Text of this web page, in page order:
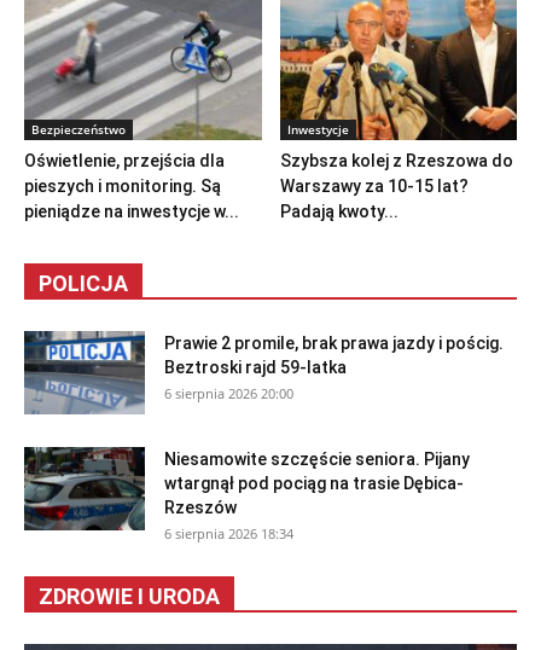
Bezpieczeństwo
Oświetlenie, przejścia dla
pieszych i monitoring. Są
pieniądze na inwestycje w...
Inwestycje
Szybsza kolej z Rzeszowa do
Warszawy za 10-15 lat?
Padają kwoty...
POLICJA
Prawie 2 promile, brak prawa jazdy i pościg.
Beztroski rajd 59-latka
6 sierpnia 2026 20:00
Niesamowite szczęście seniora. Pijany
wtargnął pod pociąg na trasie Dębica-
Rzeszów
6 sierpnia 2026 18:34
ZDROWIE I URODA